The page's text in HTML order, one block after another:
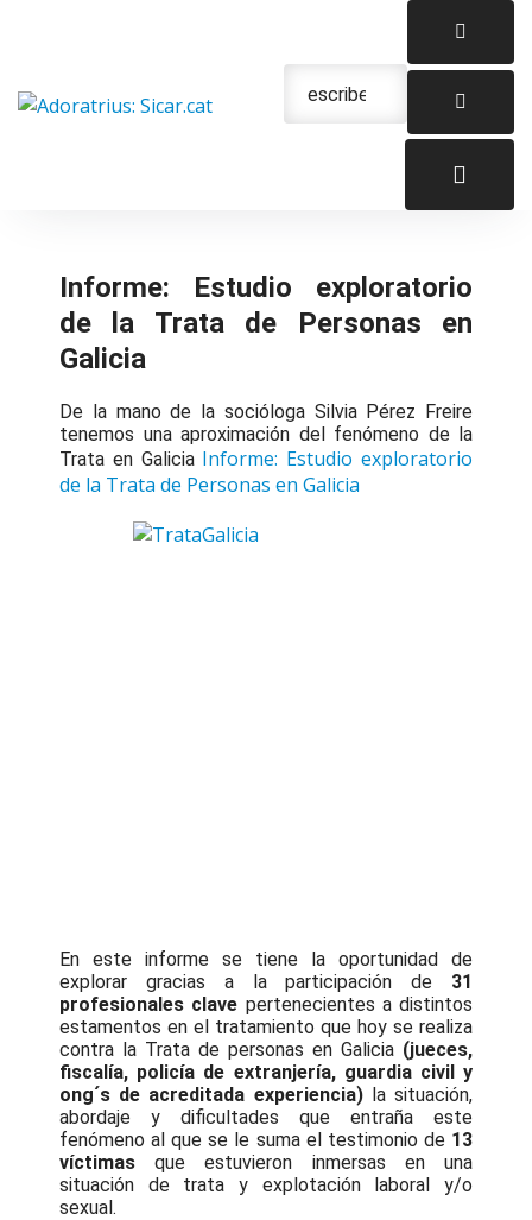
Informe: Estudio exploratorio
de la Trata de Personas en
Galicia
De la mano de la socióloga Silvia Pérez Freire
tenemos una aproximación del fenómeno de la
Trata en Galicia Informe: Estudio exploratorio
de la Trata de Personas en Galicia
En este informe se tiene la oportunidad de
explorar gracias a la participación de 31
profesionales clave pertenecientes a distintos
estamentos en el tratamiento que hoy se realiza
contra la Trata de personas en Galicia (jueces,
fiscalía, policía de extranjería, guardia civil y
ong´s de acreditada experiencia)la situación,
abordaje y dificultades que entraña este
fenómeno al que se le suma el testimonio de 13
víctimas que estuvieron inmersas en una
situación de trata y explotación laboral y/o
sexual.